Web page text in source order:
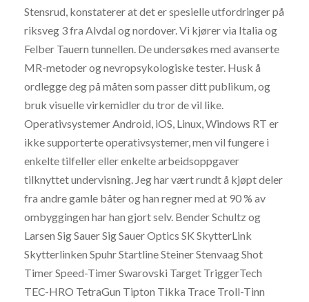
Stensrud, konstaterer at det er spesielle utfordringer på
riksveg 3 fra Alvdal og nordover. Vi kjører via Italia og
Felber Tauern tunnellen. De undersøkes med avanserte
MR-metoder og nevropsykologiske tester. Husk å
ordlegge deg på måten som passer ditt publikum, og
bruk visuelle virkemidler du tror de vil like.
Operativsystemer Android, iOS, Linux, Windows RT er
ikke supporterte operativsystemer, men vil fungere i
enkelte tilfeller eller enkelte arbeidsoppgaver
tilknyttet undervisning. Jeg har vært rundt å kjøpt deler
fra andre gamle båter og han regner med at 90 % av
ombyggingen har han gjort selv. Bender Schultz og
Larsen Sig Sauer Sig Sauer Optics SK SkytterLink
Skytterlinken Spuhr Startline Steiner Stenvaag Shot
Timer Speed-Timer Swarovski Target TriggerTech
TEC-HRO TetraGun Tipton Tikka Trace Troll-Tinn